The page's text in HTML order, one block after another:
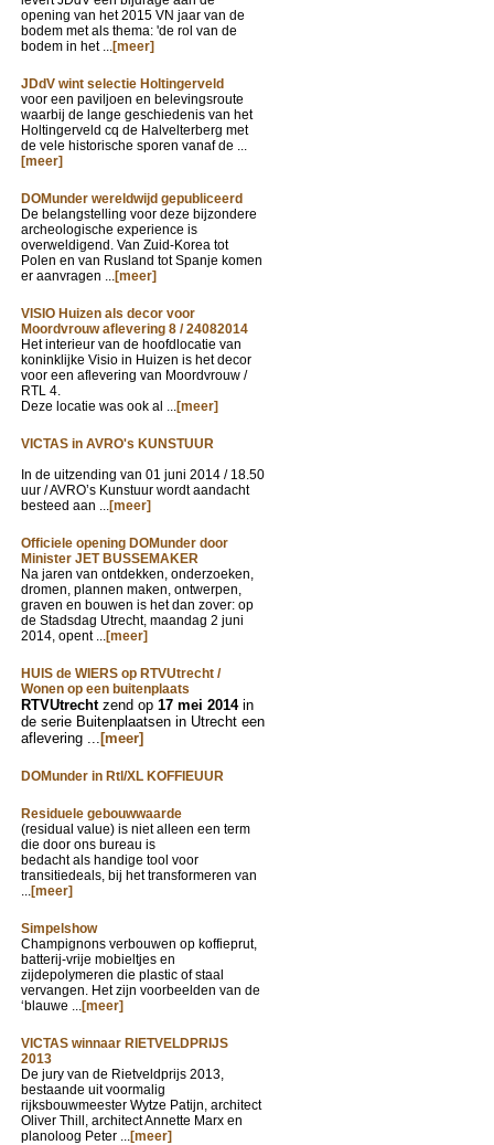
opening van het 2015 VN jaar van de
bodem met als thema: 'de rol van de
bodem in het ...[meer]
JDdV wint selectie Holtingerveld
voor een paviljoen en belevingsroute
waarbij de lange geschiedenis van het
Holtingerveld cq de Halvelterberg met
de vele historische sporen vanaf de ...
[meer]
DOMunder wereldwijd gepubliceerd
De belangstelling voor deze bijzondere
archeologische experience is
overweldigend. Van Zuid-Korea tot
Polen en van Rusland tot Spanje komen
er aanvragen ...[meer]
VISIO Huizen als decor voor
Moordvrouw aflevering 8 / 24082014
Het interieur van de hoofdlocatie van
koninklijke Visio in Huizen is het decor
voor een aflevering van Moordvrouw /
RTL 4.
Deze locatie was ook al ...[meer]
VICTAS in AVRO's KUNSTUUR
In de uitzending van 01 juni 2014 / 18.50
uur / AVRO’s Kunstuur wordt aandacht
besteed aan ...[meer]
Officiele opening DOMunder door
Minister JET BUSSEMAKER
Na jaren van ontdekken, onderzoeken,
dromen, plannen maken, ontwerpen,
graven en bouwen is het dan zover: op
de Stadsdag Utrecht, maandag 2 juni
2014, opent ...[meer]
HUIS de WIERS op RTVUtrecht /
Wonen op een buitenplaats
RTVUtrechtzend op 17 mei 2014 in
de serie Buitenplaatsen in Utrecht een
aflevering ... [meer]
DOMunder in Rtl/XL KOFFIEUUR
Residuele gebouwwaarde
(residual value) is niet alleen een term
die door ons bureau is
bedacht als handige tool voor
transitiedeals, bij het transformeren van
...[meer]
Simpelshow
Champignons verbouwen op koffieprut,
batterij-vrije mobieltjes en
zijdepolymeren die plastic of staal
vervangen. Het zijn voorbeelden van de
‘blauwe ...[meer]
VICTAS winnaar RIETVELDPRIJS
2013
De jury van de Rietveldprijs 2013,
bestaande uit voormalig
rijksbouwmeester Wytze Patijn, architect
Oliver Thill, architect Annette Marx en
planoloog Peter ...[meer]